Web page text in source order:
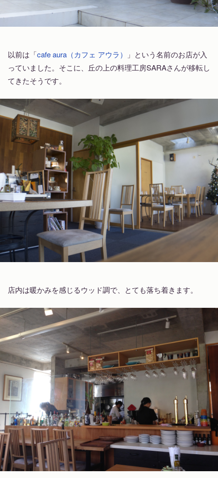
以前は「cafe aura（カフェ アウラ）
」という名前のお店が入
っていました。そこに、丘の上の料理工房SARAさんが移転し
てきたそうです。
店内は暖かみを感じるウッド調で、とても落ち着きます。